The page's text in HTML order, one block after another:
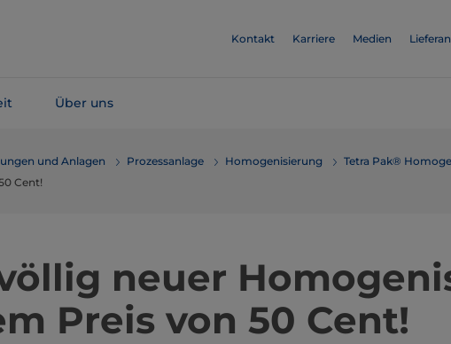
Kontakt Karriere Medien
Über uns
und Anlagen Prozessanlage Homogenisierung
Tetra Pak®
Cent!
neuer
Preis von 50 Cent!